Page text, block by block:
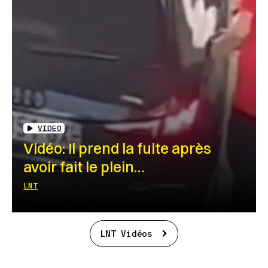
VIDEO
Vidéo: Il prend la fuite après
avoir fait le plein…
LNT
LNT Vidéos